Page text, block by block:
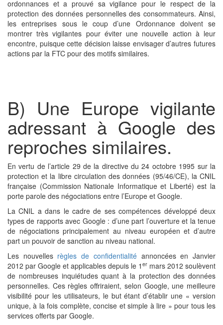
ordonnances et a prouvé sa vigilance pour le respect de la
protection des données personnelles des consommateurs. Ainsi,
les entreprises sous le coup d’une Ordonnance doivent se
montrer très vigilantes pour éviter une nouvelle action à leur
encontre, puisque cette décision laisse envisager d’autres futures
actions par la FTC pour des motifs similaires.
B) Une Europe vigilante
adressant à Google des
reproches similaires.
En vertu de l’article 29 de la directive du 24 octobre 1995 sur la
protection et la libre circulation des données (95/46/CE), la CNIL
française (Commission Nationale Informatique et Liberté) est la
porte parole des négociations entre l’Europe et Google.
La CNIL a dans le cadre de ses compétences développé deux
types de rapports avec Google : d’une part l’ouverture et la tenue
de négociations principalement au niveau européen et d’autre
part un pouvoir de sanction au niveau national.
Les nouvelles règles de confidentialitéannoncées en Janvier
2012 par Google et applicables depuis le 1 er mars 2012 soulèvent
de nombreuses inquiétudes quant à la protection des données
personnelles. Ces règles offriraient, selon Google, une meilleure
visibilité pour les utilisateurs, le but étant d’établir une « version
unique, à la fois complète, concise et simple à lire » pour tous les
services offerts par Google.